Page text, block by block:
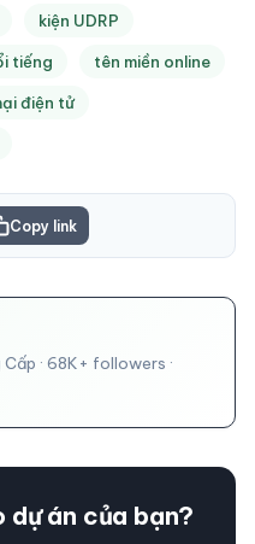
kiện UDRP
tiếng tên miền online
điện tử
Copy link
· 68K+ followers ·
dự án của bạn?